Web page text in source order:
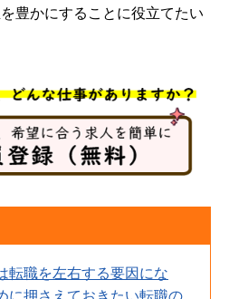
豊かにすることに役立てたい
転職を左右する要因にな